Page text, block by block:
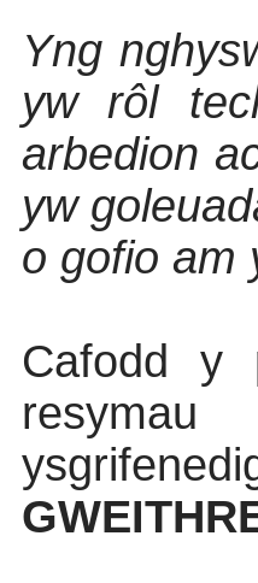
Yng
yw rôl
arbedion
yw
o gofio am
Cafodd y